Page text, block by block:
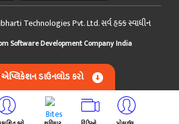
Technologies Pvt. Ltd. સર્વ હક્ક સ્વાધીન
Software Development Company India
ડાઉનલોડ કરો